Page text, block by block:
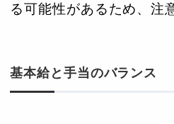
る可能性があるため、注
基本給と手当のバランス